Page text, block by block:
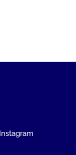
Instagram